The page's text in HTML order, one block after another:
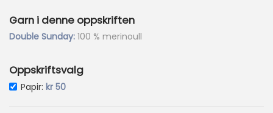
0
.
Garn i denne oppskriften
Double Sunday: 100 % merinoull
Oppskriftsvalg
Papir: kr50